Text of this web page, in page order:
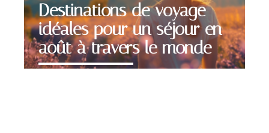
Destinations de voyage
idéales pour un séjour en
août à travers le monde